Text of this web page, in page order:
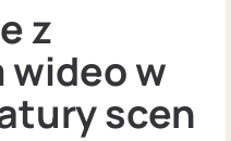
z
wideo w
scen